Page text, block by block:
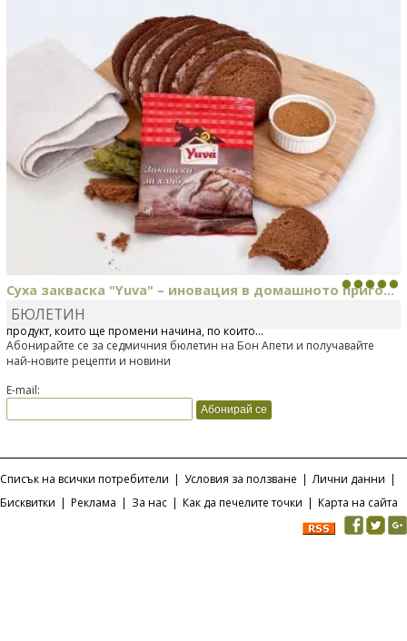
Суха закваска "Yuva" – иновация в домашното приго...
Отскоро Лесафр България стартира предлагането на изцяло нов
продукт, който ще промени начина, по който...
БЮЛЕТИН
Абонирайте се за седмичния бюлетин на Бон Апети и получавайте
най-новите рецепти и новини
E-mail:
Списък на всички потребители | Условия за ползване | Лични данни |
Бисквитки | Реклама | За нас | Как да печелите точки | Карта на сайта